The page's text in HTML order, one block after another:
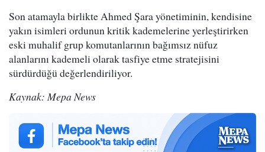
Son atamayla birlikte Ahmed Şara yönetiminin, kendisine
yakın isimleri ordunun kritik kademelerine yerleştirirken
eski muhalif grup komutanlarının bağımsız nüfuz
alanlarını kademeli olarak tasfiye etme stratejisini
sürdürdüğü değerlendiriliyor.
Kaynak: Mepa News